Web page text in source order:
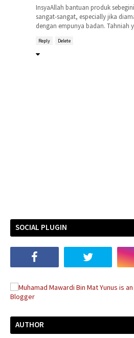
InsyaAllah bantuan produk
sangat-sangat, especially jika
dengan empunya badan. Tahniah
Reply Delete
SOCIAL PLUGIN
AUTHOR